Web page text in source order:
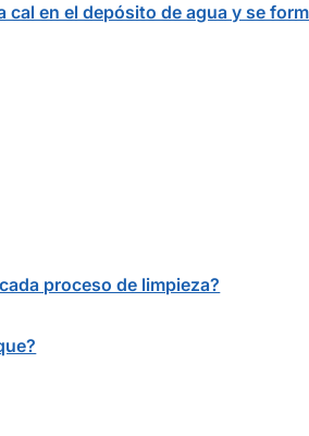
en el depósito de agua y se
proceso de limpieza?